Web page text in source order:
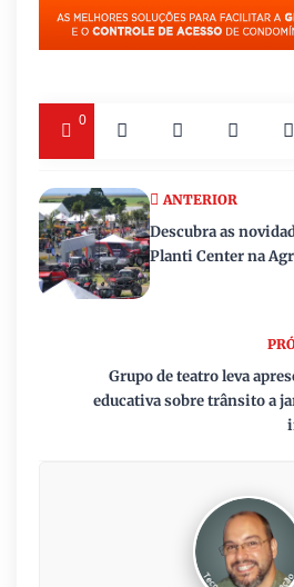
0
Grupo de teatro leva
educativa sobre trânsito a
ANTERIOR
Descubra as
Planti Center na